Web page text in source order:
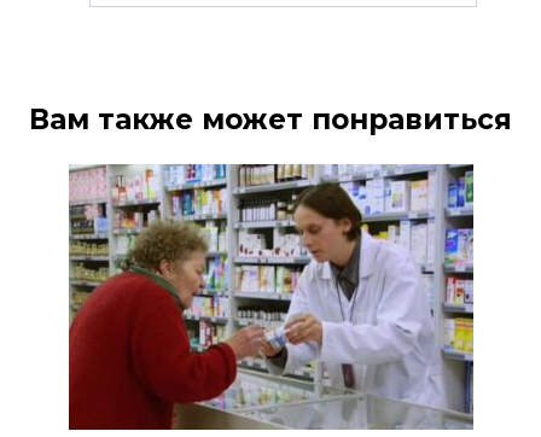
Вам также может понравиться